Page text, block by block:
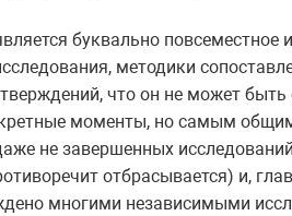
буквально
методики
что он не может
моменты, но самым
не завершенных
отбрасывается) и,
многими независимыми